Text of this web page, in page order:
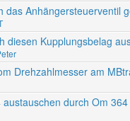
das Anhängersteuerventil
diesen Kupplungsbelag
Drehzahlmesser am
austauschen durch Om 364